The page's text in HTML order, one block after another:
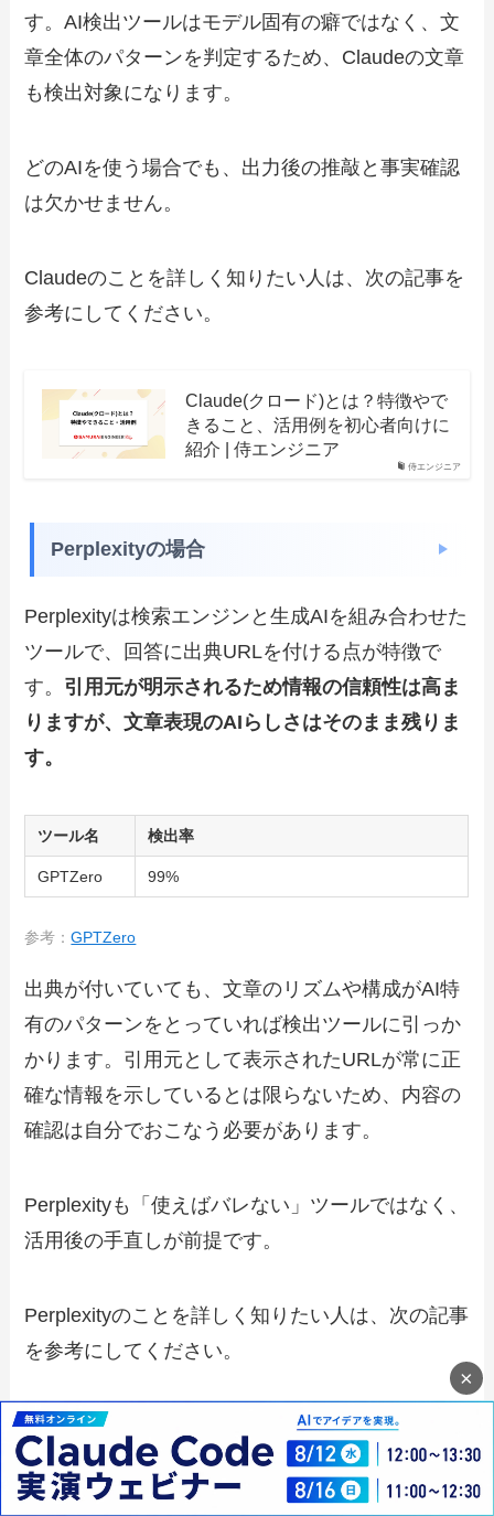
す。AI検出ツールはモデル固有の癖ではなく、文
章全体のパターンを判定するため、Claudeの文章
も検出対象になります。
どのAIを使う場合でも、出力後の推敲と事実確認
は欠かせません。
Claudeのことを詳しく知りたい人は、次の記事を
参考にしてください。
侍エンジニア
Claude(クロード)とは？特徴やで
きること、活用例を初心者向けに
紹介 | 侍エンジニア
Perplexityの場合
Perplexityは検索エンジンと生成AIを組み合わせた
ツールで、回答に出典URLを付ける点が特徴で
す。 引用元が明示されるため情報の信頼性は高ま
りますが、文章表現のAIらしさはそのまま残りま
す。
ツール名 検出率
GPTZero 99%
参考：GPTZero
出典が付いていても、文章のリズムや構成がAI特
有のパターンをとっていれば検出ツールに引っか
かります。引用元として表示されたURLが常に正
確な情報を示しているとは限らないため、内容の
確認は自分でおこなう必要があります。
Perplexityも「使えばバレない」ツールではなく、
活用後の手直しが前提です。
Perplexityのことを詳しく知りたい人は、次の記事
を参考にしてください。
Perplexity AIとは？特徴や料金、
始め方をわかりやすく解説 | 侍エ
ンジニア
×